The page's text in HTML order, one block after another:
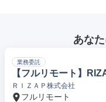
あな
業務委託
【フルリモート】
ＲＩＺＡＰ株式会社
フルリモート